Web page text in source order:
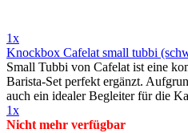
1x
Knockbox Cafelat small tubbi
Small Tubbi von Cafelat ist eine
Barista-Set perfekt ergänzt.
auch ein idealer Begleiter für die
1x
Nicht mehr verfügbar